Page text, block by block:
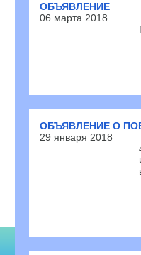
ОБЪЯВЛЕНИЕ
06 марта 2018
ОБЪЯВЛЕНИЕ О
29 января 2018